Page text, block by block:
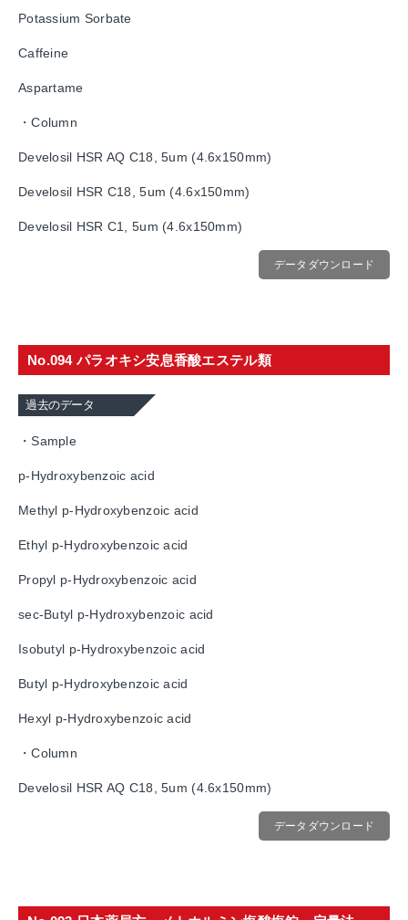
Potassium Sorbate
Caffeine
Aspartame
・Column
Develosil HSR AQ C18, 5um (4.6x150mm)
Develosil HSR C18, 5um (4.6x150mm)
Develosil HSR C1, 5um (4.6x150mm)
データダウンロード
No.094 パラオキシ安息香酸エステル類
過去のデータ
・Sample
p-Hydroxybenzoic acid
Methyl p-Hydroxybenzoic acid
Ethyl p-Hydroxybenzoic acid
Propyl p-Hydroxybenzoic acid
sec-Butyl p-Hydroxybenzoic acid
Isobutyl p-Hydroxybenzoic acid
Butyl p-Hydroxybenzoic acid
Hexyl p-Hydroxybenzoic acid
・Column
Develosil HSR AQ C18, 5um (4.6x150mm)
データダウンロード